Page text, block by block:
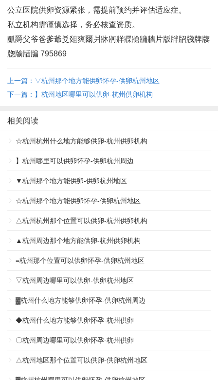
公立医院供卵资源紧张，需提前预约并评估适应症‌。
私立机构需谨慎选择，务必核查资质‌。
爴爵父爷爸爹爺爻爼爽爾爿牀牁牂牃牄牅牆片版牉牊牋牌牍
牎牏牐牑 795869
上一篇：▽杭州那个地方能供卵怀孕-供卵杭州地区
下一篇：】杭州地区哪里可以供卵-杭州供卵机构
相关阅读
☆杭州杭州什么地方能够供卵-杭州供卵机构
】杭州哪里可以供卵怀孕-供卵杭州周边
▼杭州那个地方能供卵-供卵杭州地区
☆杭州那个地方能供卵怀孕-供卵杭州地区
△杭州杭州那个位置可以供卵-杭州供卵机构
▲杭州周边那个地方能供卵-杭州供卵机构
=杭州那个位置可以供卵怀孕-供卵杭州地区
▽杭州周边哪里可以供卵-供卵杭州地区
▓杭州什么地方能够供卵怀孕-供卵杭州周边
◆杭州什么地方能够供卵怀孕-杭州供卵
〇杭州周边哪里可以供卵怀孕-杭州供卵
△杭州地区那个位置可以供卵-供卵杭州地区